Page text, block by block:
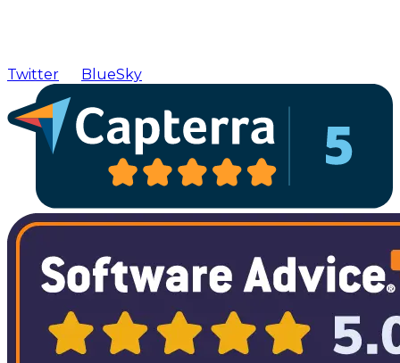
Twitter BlueSky